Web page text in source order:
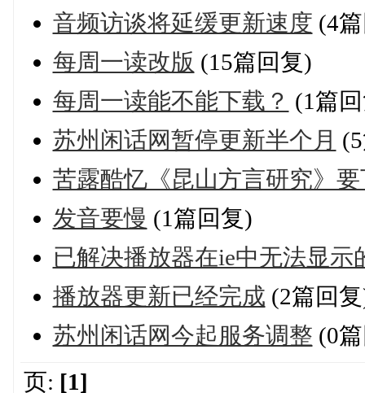
音频访谈将延缓更新速度 (4
每周一读改版 (15篇回复)
每周一读能不能下载？ (1篇
苏州闲话网暂停更新半个月
苦露酷忆《昆山方言研究》
发音要慢 (1篇回复)
已解决播放器在ie中无法显示
播放器更新已经完成 (2篇回
苏州闲话网今起服务调整 (0
页: [1]